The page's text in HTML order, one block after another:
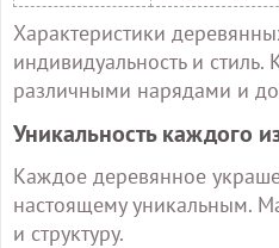
Характеристики
индивидуальность и
различными нарядами и
Уникальность каждого
Каждое деревянное
настоящему уникальным.
и структуру.